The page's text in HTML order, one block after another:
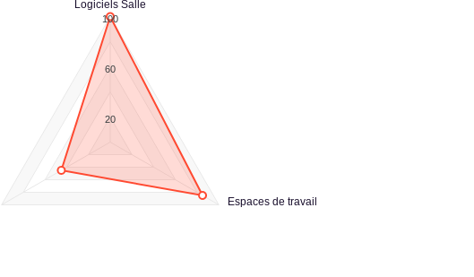
Logiciels Salle
Espaces de travail
100
60
20